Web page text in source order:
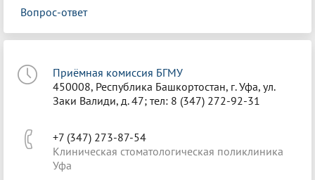
Вопрос-ответ
Приёмная комиссия БГМУ
450008, Республика Башкортостан, г. Уфа, ул.
Заки Валиди, д. 47; тел: 8 (347) 272-92-31
+7 (347) 273-87-54
Клиническая стоматологическая поликлиника
Уфа